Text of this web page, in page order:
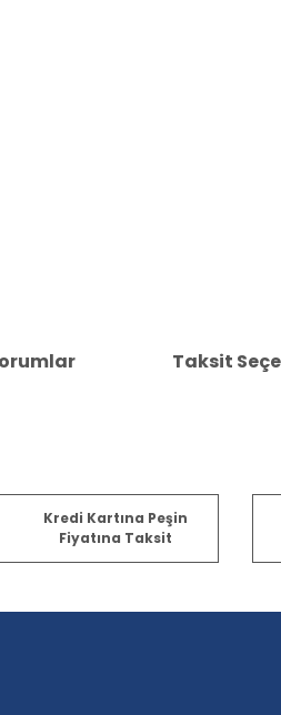
Taksit
ve diğer konularda yetersiz
Kredi Kartına Peşin
Fiyatına Taksit